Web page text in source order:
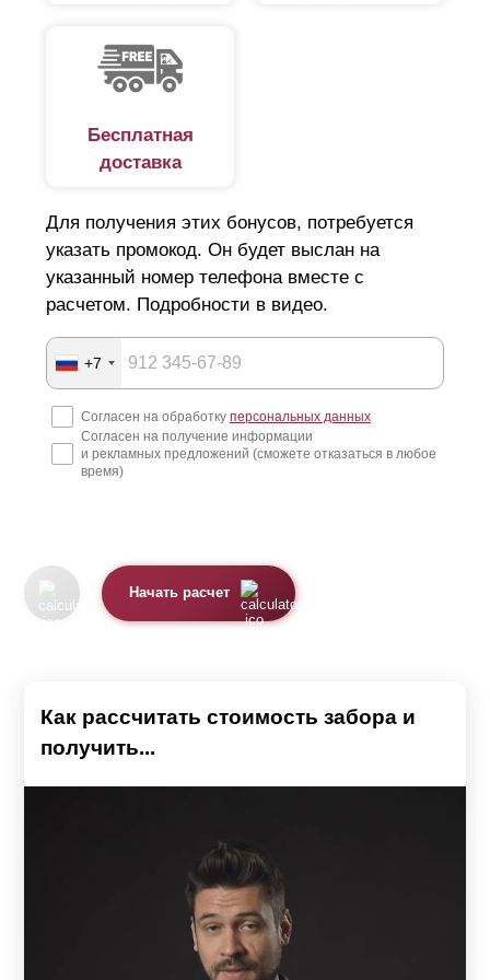
Если в вариантах линейки «Стандарт», «Премиум» и
«Оптима» разница в дизайне достигается за счет
изменения высотыламелейс сохранением Z-
профиля, то в модели «Люкс»
высоталамелиизменена за счет изменения
профиля. Эта особенность конструкции несколько
повлияла на выполнение нахлеста при укладке.
Бесплатная
доставка
Для получения этих бонусов, потребуется
указать промокод. Он будет выслан на
указанный номер телефона вместе с
расчетом. Подробности в видео.
+7
Согласен на обработку персональных данных
Согласен на получение информации
и рекламных предложений (сможете отказаться в любое
время)
Начать расчет
Как рассчитать стоимость забора и
получить...